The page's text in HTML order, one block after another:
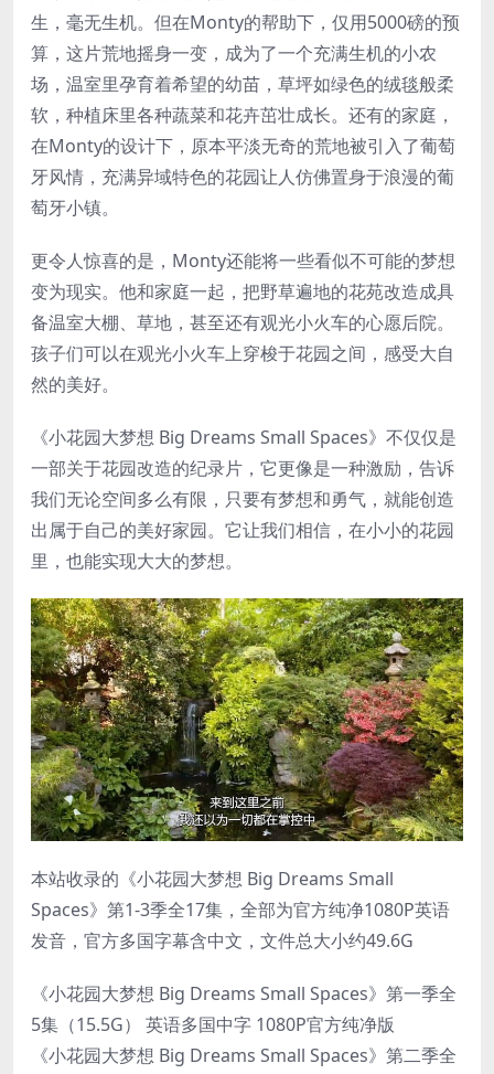
生，毫无生机。但在Monty的帮助下，仅用5000磅的预
算，这片荒地摇身一变，成为了一个充满生机的小农
场，温室里孕育着希望的幼苗，草坪如绿色的绒毯般柔
软，种植床里各种蔬菜和花卉茁壮成长。还有的家庭，
在Monty的设计下，原本平淡无奇的荒地被引入了葡萄
牙风情，充满异域特色的花园让人仿佛置身于浪漫的葡
萄牙小镇。
更令人惊喜的是，Monty还能将一些看似不可能的梦想
变为现实。他和家庭一起，把野草遍地的花苑改造成具
备温室大棚、草地，甚至还有观光小火车的心愿后院。
孩子们可以在观光小火车上穿梭于花园之间，感受大自
然的美好。
《小花园大梦想 Big Dreams Small Spaces》不仅仅是
一部关于花园改造的纪录片，它更像是一种激励，告诉
我们无论空间多么有限，只要有梦想和勇气，就能创造
出属于自己的美好家园。它让我们相信，在小小的花园
里，也能实现大大的梦想。
本站收录的《小花园大梦想 Big Dreams Small
Spaces》第1-3季全17集，全部为官方纯净1080P英语
发音，官方多国字幕含中文，文件总大小约49.6G
《小花园大梦想 Big Dreams Small Spaces》第一季全
5集（15.5G） 英语多国中字 1080P官方纯净版
《小花园大梦想 Big Dreams Small Spaces》第二季全